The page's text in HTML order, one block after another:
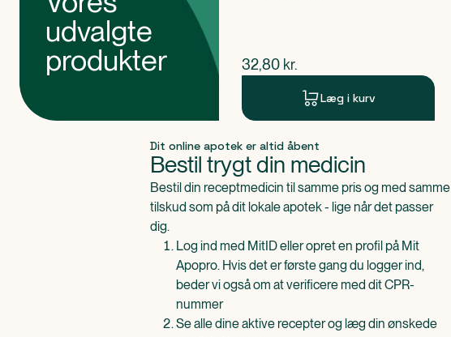
udvalgte
produkter
$nuværende pris
32,80 kr.
Læg i kurv
Dit online apotek er altid åbent
Bestil trygt din medicin
Bestil din receptmedicin til samme pris og med samme
tilskud som på dit lokale apotek - lige når det passer
dig.
Log ind med MitID eller opret en profil på Mit
Apopro. Hvis det er første gang du logger ind,
beder vi også om at verificere med dit CPR-
nummer
Se alle dine aktive recepter og læg din ønskede